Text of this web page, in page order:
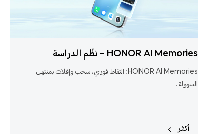
HONOR AI Memories – نظّم الدراسة
والعمل والحياة بتمريرة بثلاثة أصابع
HONOR AI Memories: التقاط فوري، سحب وإفلات بمنتهى
السهولة.
أكثر